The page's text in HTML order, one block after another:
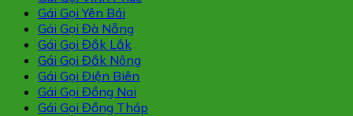
Gái Gọi Yên Bái
Gái Gọi Đà Nẵng
Gái Gọi Đắk Lắk
Gái Gọi Đắk Nông
Gái Gọi Điện Biên
Gái Gọi Đồng Nai
Gái Gọi Đồng Tháp